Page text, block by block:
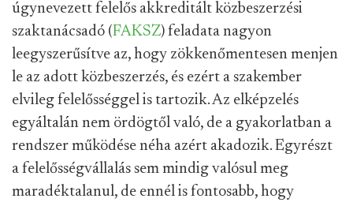
úgynevezett felelős akkreditált közbeszerzési
szaktanácsadó (FAKSZ) feladata nagyon
leegyszerűsítve az, hogy zökkenőmentesen menjen
le az adott közbeszerzés, és ezért a szakember
elvileg felelősséggel is tartozik. Az elképzelés
egyáltalán nem ördögtől való, de a gyakorlatban a
rendszer működése néha azért akadozik. Egyrészt
a felelősségvállalás sem mindig valósul meg
maradéktalanul, de ennél is fontosabb, hogy